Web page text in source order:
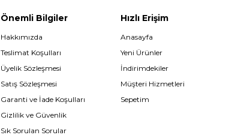
Önemli Bilgiler
Hakkımızda
Teslimat Koşulları
Üyelik Sözleşmesi
Satış Sözleşmesi
Garanti ve İade Koşulları
Gizlilik ve Güvenlik
Sık Sorulan Sorular
Hızlı Erişim
Anasayfa
Yeni Ürünler
İndirimdekiler
Müşteri Hizmetleri
Sepetim